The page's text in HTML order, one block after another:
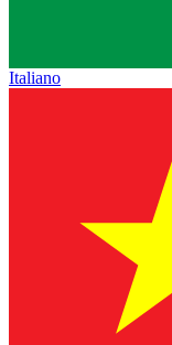
Italiano